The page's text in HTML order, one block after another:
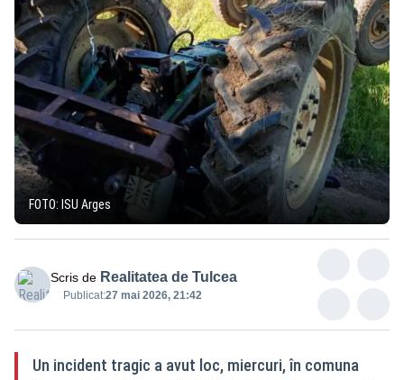
FOTO: ISU Arges
Scris de Realitatea de Tulcea
Publicat:27 mai 2026, 21:42
Un incident tragic a avut loc, miercuri, în comuna